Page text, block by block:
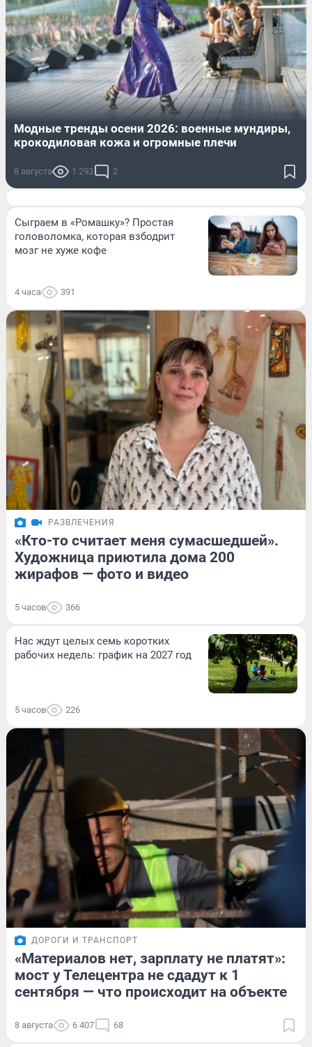
Модные тренды осени 2026: военные мундиры,
крокодиловая кожа и огромные плечи
8 августа 1 293 2
Сыграем в «Ромашку»? Простая
головоломка, которая взбодрит
мозг не хуже кофе
4 часа 391
РАЗВЛЕЧЕНИЯ
«Кто-то считает меня сумасшедшей».
Художница приютила дома 200
жирафов — фото и видео
5 часов 366
Нас ждут целых семь коротких
рабочих недель: график на 2027 год
5 часов 226
ДОРОГИ И ТРАНСПОРТ
«Материалов нет, зарплату не платят»:
мост у Телецентра не сдадут к 1
сентября — что происходит на объекте
8 августа 6 407 68